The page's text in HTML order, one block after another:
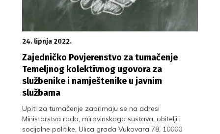
24. lipnja 2022.
Zajedničko Povjerenstvo za tumačenje
Temeljnog kolektivnog ugovora za
službenike i namještenike u javnim
službama
Upiti za tumačenje zaprimaju se na adresi
Ministarstva rada, mirovinskoga sustava, obitelji i
socijalne politike, Ulica grada Vukovara 78, 10000